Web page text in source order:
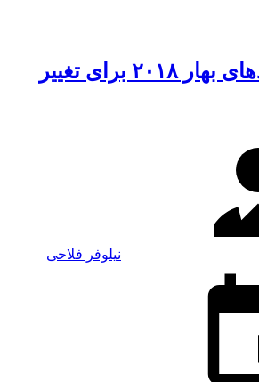
خانه تکانی و مدهای بهار ۲۰۱۸ برای تغییر
نیلوفر فلاحی